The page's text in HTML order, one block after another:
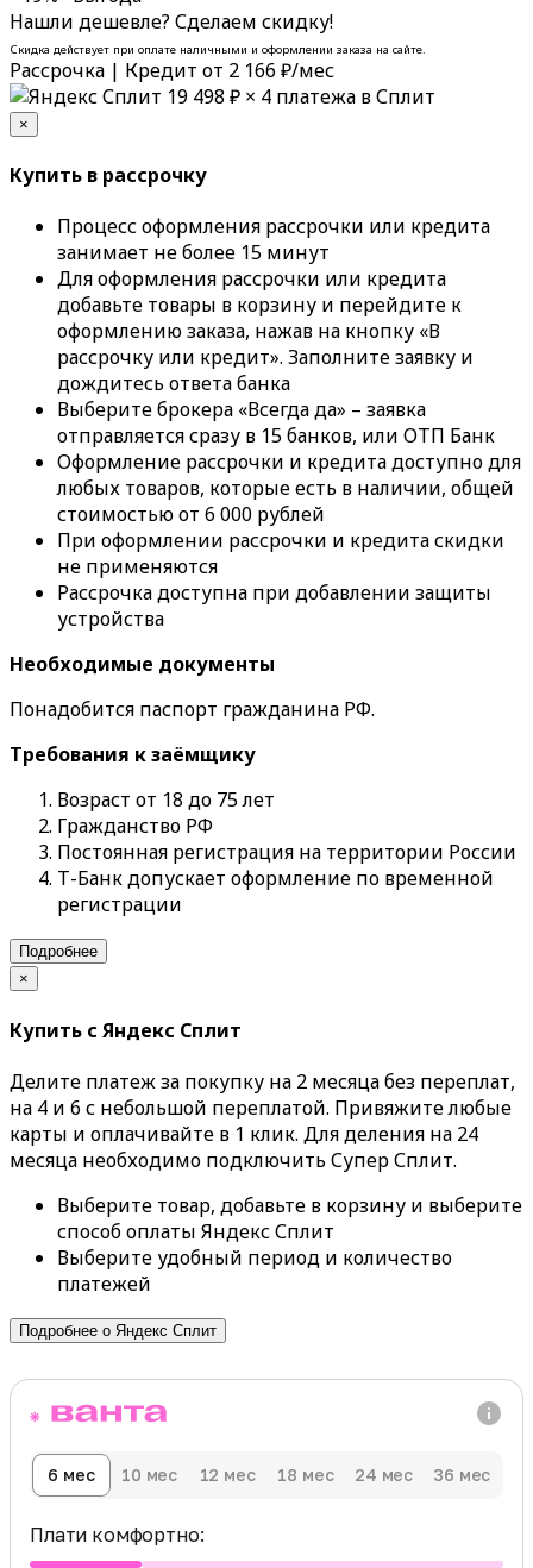
Нашли дешевле? Сделаем скидку!
Скидка действует при оплате наличными и оформлении заказа на сайте.
Рассрочка | Кредит от 2 166 ₽/мес
19 498 ₽ × 4 платежа в Сплит
×
Купить в рассрочку
Процесс оформления рассрочки или кредита
занимает не более 15 минут
Для оформления рассрочки или кредита
добавьте товары в корзину и перейдите к
оформлению заказа, нажав на кнопку «В
рассрочку или кредит». Заполните заявку и
дождитесь ответа банка
Выберите брокера «Всегда да» – заявка
отправляется сразу в 15 банков, или ОТП Банк
Оформление рассрочки и кредита доступно для
любых товаров, которые есть в наличии, общей
стоимостью от 6 000 рублей
При оформлении рассрочки и кредита скидки
не применяются
Рассрочка доступна при добавлении защиты
устройства
Необходимые документы
Понадобится паспорт гражданина РФ.
Требования к заёмщику
Возраст от 18 до 75 лет
Гражданство РФ
Постоянная регистрация на территории России
Т-Банк допускает оформление по временной
регистрации
Подробнее
×
Купить с Яндекс Сплит
Делите платеж за покупку на 2 месяца без переплат,
на 4 и 6 с небольшой переплатой. Привяжите любые
карты и оплачивайте в 1 клик. Для деления на 24
месяца необходимо подключить Супер Сплит.
Выберите товар, добавьте в корзину и выберите
способ оплаты Яндекс Сплит
Выберите удобный период и количество
платежей
Подробнее о Яндекс Сплит
6 мес 10 мес 12 мес 18 мес 24 мес 36 мес
Плати комфортно: